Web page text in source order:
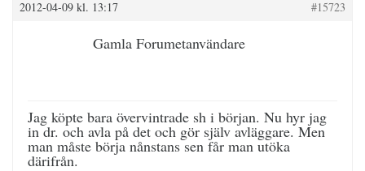
2012-04-09 kl. 13:17 #15723
Gamla Forumetanvändare
Jag köpte bara övervintrade sh i början. Nu hyr jag
in dr. och avla på det och gör själv avläggare. Men
man måste börja nånstans sen får man utöka
därifrån.